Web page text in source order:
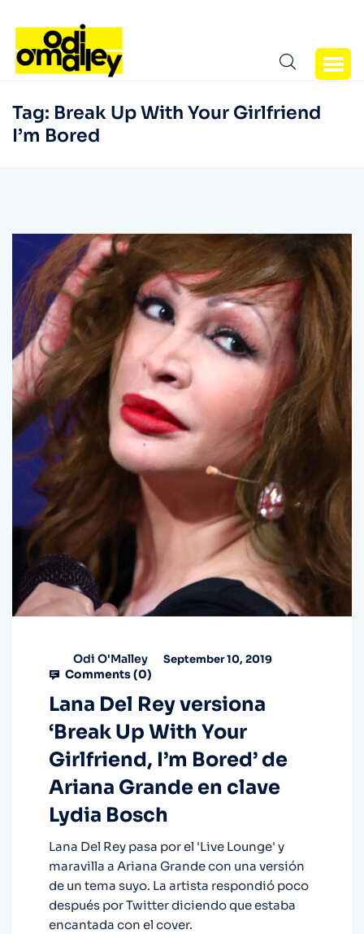
Tag: Break Up With Your Girlfriend
I’m Bored
Odi O'Malley September 10, 2019
Comments (0)
Lana Del Rey versiona
‘Break Up With Your
Girlfriend, I’m Bored’ de
Ariana Grande en clave
Lydia Bosch
Lana Del Rey pasa por el 'Live Lounge' y
maravilla a Ariana Grande con una versión
de un tema suyo. La artista respondió poco
después por Twitter diciendo que estaba
encantada con el cover.